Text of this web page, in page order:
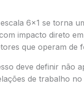
6×1 se torna
impacto direto
que operam de
deve definir não
de trabalho